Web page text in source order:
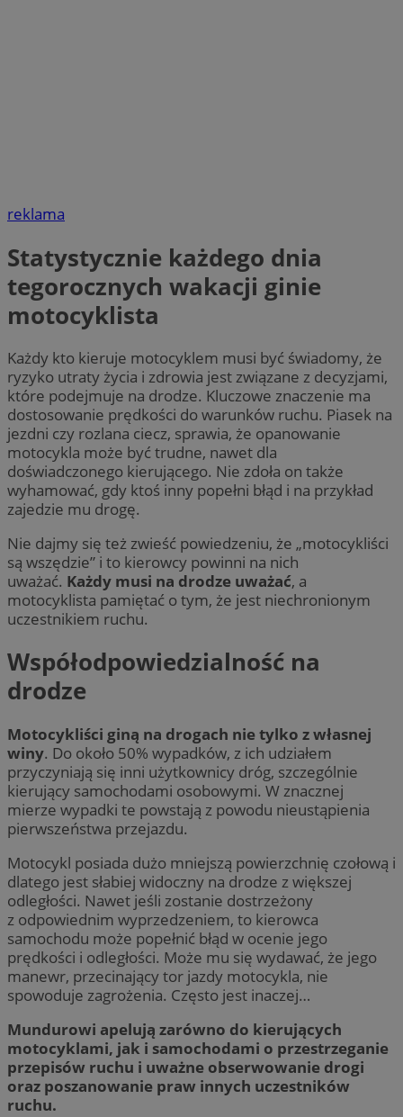
reklama
Statystycznie każdego dnia
tegorocznych wakacji ginie
motocyklista
Każdy kto kieruje motocyklem musi być świadomy, że
ryzyko utraty życia i zdrowia jest związane z decyzjami,
które podejmuje na drodze. Kluczowe znaczenie ma
dostosowanie prędkości do warunków ruchu. Piasek na
jezdni czy rozlana ciecz, sprawia, że opanowanie
motocykla może być trudne, nawet dla
doświadczonego kierującego. Nie zdoła on także
wyhamować, gdy ktoś inny popełni błąd i na przykład
zajedzie mu drogę.
Nie dajmy się też zwieść powiedzeniu, że „motocykliści
są wszędzie” i to kierowcy powinni na nich
uważać. Każdy musi na drodze uważać, a
motocyklista pamiętać o tym, że jest niechronionym
uczestnikiem ruchu.
Współodpowiedzialność na
drodze
Motocykliści giną na drogach nie tylko z własnej
winy. Do około 50% wypadków, z ich udziałem
przyczyniają się inni użytkownicy dróg, szczególnie
kierujący samochodami osobowymi. W znacznej
mierze wypadki te powstają z powodu nieustąpienia
pierwszeństwa przejazdu.
Motocykl posiada dużo mniejszą powierzchnię czołową i
dlatego jest słabiej widoczny na drodze z większej
odległości. Nawet jeśli zostanie dostrzeżony
z odpowiednim wyprzedzeniem, to kierowca
samochodu może popełnić błąd w ocenie jego
prędkości i odległości. Może mu się wydawać, że jego
manewr, przecinający tor jazdy motocykla, nie
spowoduje zagrożenia. Często jest inaczej…
Mundurowi apelują zarówno do kierujących
motocyklami, jak i samochodami o przestrzeganie
przepisów ruchu i uważne obserwowanie drogi
oraz poszanowanie praw innych uczestników
ruchu.